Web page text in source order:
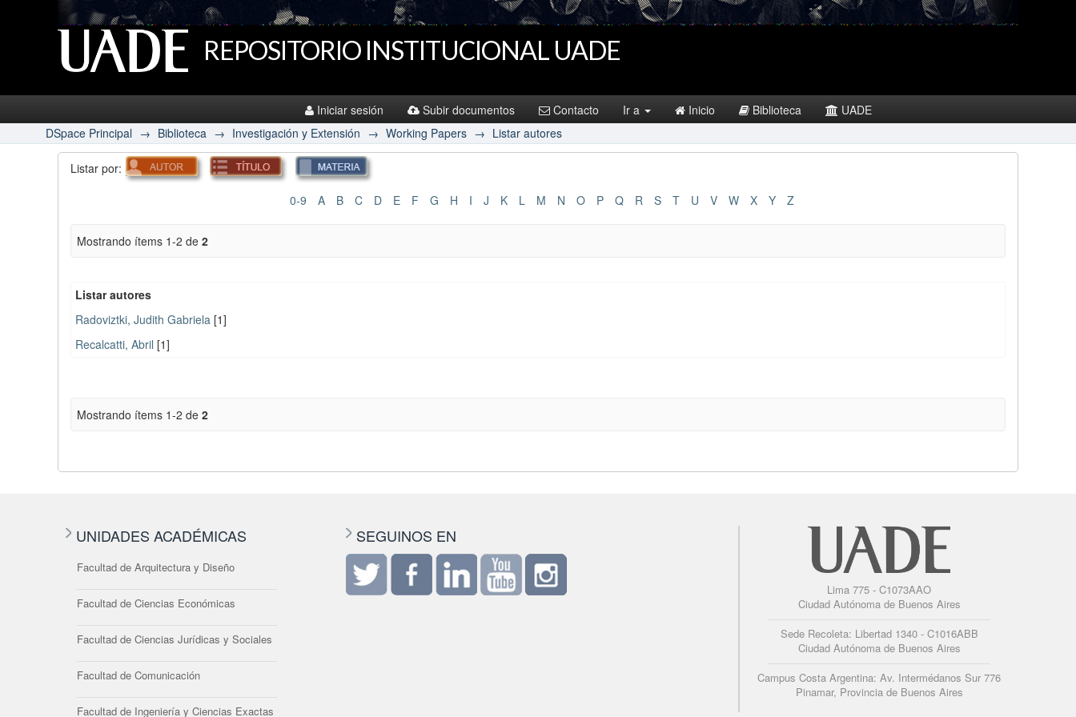
REPOSITORIO INSTITUCIONAL UADE
Iniciar sesión Subir documentos Contacto Ir a Inicio Biblioteca
UADE
DSpace Principal → Biblioteca → Investigación y Extensión → Working Papers → Listar autores
Listar por:
0-9 A B C D E F G H I J K L M N O P Q R S T U V W X Y Z
Mostrando ítems 1-2 de 2
Listar autores
Radoviztki, Judith Gabriela [1]
Recalcatti, Abril [1]
Mostrando ítems 1-2 de 2
UNIDADES ACADÉMICAS
Facultad de Arquitectura y Diseño
Facultad de Ciencias Económicas
Facultad de Ciencias Jurídicas y Sociales
Facultad de Comunicación
Facultad de Ingeniería y Ciencias Exactas
SEGUINOS EN
Lima 775 - C1073AAO
Ciudad Autónoma de Buenos Aires
Sede Recoleta: Libertad 1340 - C1016ABB
Ciudad Autónoma de Buenos Aires
Campus Costa Argentina: Av. Intermédanos Sur 776
Pinamar, Provincia de Buenos Aires